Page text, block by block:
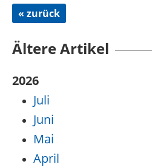
« zurück
Ältere Artikel
2026
Juli
Juni
Mai
April